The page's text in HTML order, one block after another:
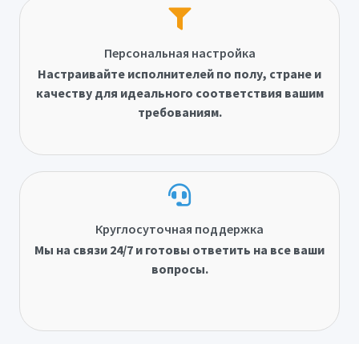
Персональная настройка
Настраивайте исполнителей по полу, стране и
качеству для идеального соответствия вашим
требованиям.
Круглосуточная поддержка
Мы на связи 24/7 и готовы ответить на все ваши
вопросы.